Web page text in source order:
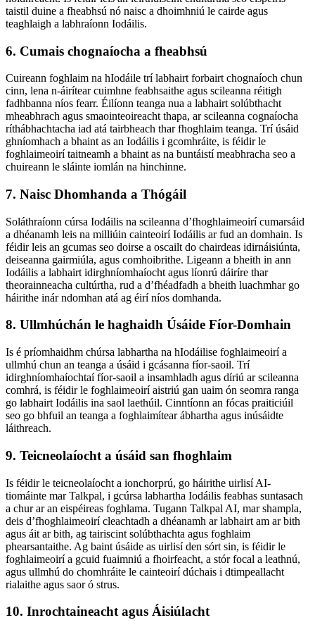
taistil duine a fheabhsú nó naisc a dhoimhniú le cairde agus
teaghlaigh a labhraíonn Iodáilis.
6. Cumais chognaíocha a fheabhsú
Cuireann foghlaim na hIodáile trí labhairt forbairt chognaíoch chun
cinn, lena n-áirítear cuimhne feabhsaithe agus scileanna réitigh
fadhbanna níos fearr. Éilíonn teanga nua a labhairt solúbthacht
mheabhrach agus smaointeoireacht thapa, ar scileanna cognaíocha
ríthábhachtacha iad atá tairbheach thar fhoghlaim teanga. Trí úsáid
ghníomhach a bhaint as an Iodáilis i gcomhráite, is féidir le
foghlaimeoirí taitneamh a bhaint as na buntáistí meabhracha seo a
chuireann le sláinte iomlán na hinchinne.
7. Naisc Dhomhanda a Thógáil
Soláthraíonn cúrsa Iodáilis na scileanna d’fhoghlaimeoirí cumarsáid
a dhéanamh leis na milliúin cainteoirí Iodáilis ar fud an domhain. Is
féidir leis an gcumas seo doirse a oscailt do chairdeas idirnáisiúnta,
deiseanna gairmiúla, agus comhoibrithe. Ligeann a bheith in ann
Iodáilis a labhairt idirghníomhaíocht agus líonrú dáiríre thar
theorainneacha cultúrtha, rud a d’fhéadfadh a bheith luachmhar go
háirithe inár ndomhan atá ag éirí níos domhanda.
8. Ullmhúchán le haghaidh Úsáide Fíor-Domhain
Is é príomhaidhm chúrsa labhartha na hIodáilise foghlaimeoirí a
ullmhú chun an teanga a úsáid i gcásanna fíor-saoil. Trí
idirghníomhaíochtaí fíor-saoil a insamhladh agus díriú ar scileanna
comhrá, is féidir le foghlaimeoirí aistriú gan uaim ón seomra ranga
go labhairt Iodáilis ina saol laethúil. Cinntíonn an fócas praiticiúil
seo go bhfuil an teanga a foghlaimítear ábhartha agus inúsáidte
láithreach.
9. Teicneolaíocht a úsáid san fhoghlaim
Is féidir le teicneolaíocht a ionchorprú, go háirithe uirlisí AI-
tiomáinte mar Talkpal, i gcúrsa labhartha Iodáilis feabhas suntasach
a chur ar an eispéireas foghlama. Tugann Talkpal AI, mar shampla,
deis d’fhoghlaimeoirí cleachtadh a dhéanamh ar labhairt am ar bith
agus áit ar bith, ag tairiscint solúbthachta agus foghlaim
phearsantaithe. Ag baint úsáide as uirlisí den sórt sin, is féidir le
foghlaimeoirí a gcuid fuaimniú a fhoirfeacht, a stór focal a leathnú,
agus ullmhú do chomhráite le cainteoirí dúchais i dtimpeallacht
rialaithe agus saor ó strus.
10. Inrochtaineacht agus Áisiúlacht